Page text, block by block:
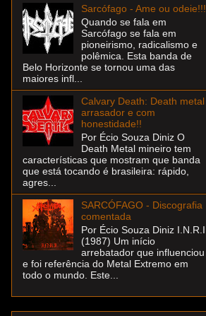
Sarcófago - Ame ou odeie!!!
Quando se fala em
Sarcófago se fala em
pioneirismo, radicalismo e
polêmica. Esta banda de
Belo Horizonte se tornou uma das
maiores infl...
Calvary Death: Death metal
arrasador e com
honestidade!!
Por Écio Souza Diniz O
Death Metal mineiro tem
características que mostram que banda
que está tocando é brasileira: rápido,
agres...
SARCÓFAGO - Discografia
comentada
Por Écio Souza Diniz I.N.R.I
(1987) Um início
arrebatador que influenciou
e foi referência do Metal Extremo em
todo o mundo. Este...